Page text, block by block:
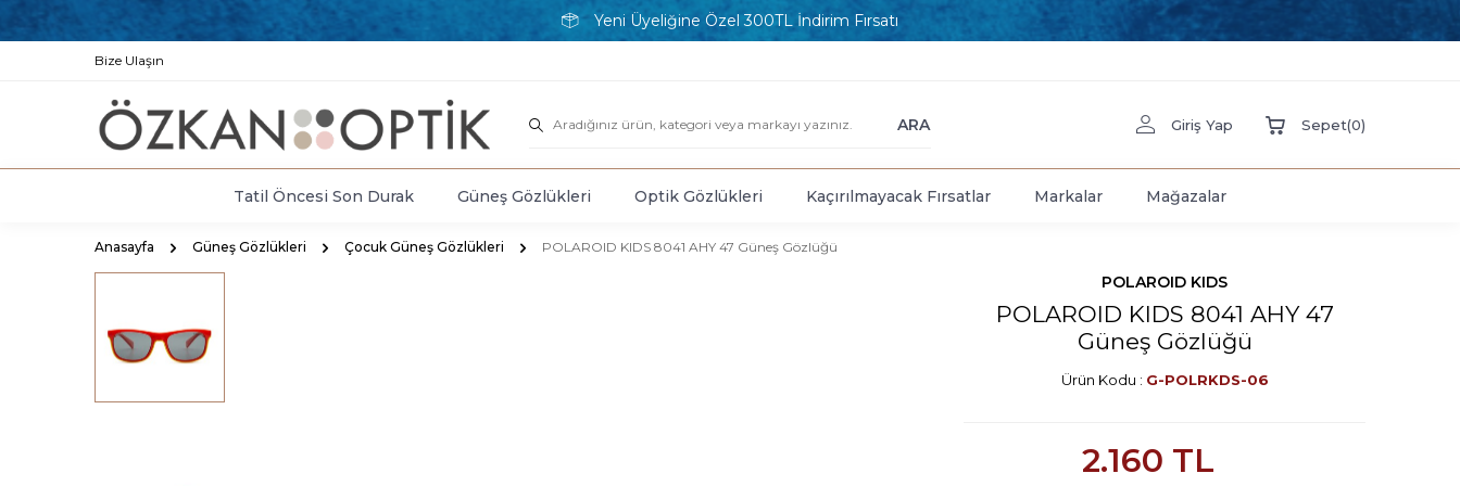
Yeni Üyeliğine Özel 300TL İndirim Fırsatı
Bize Ulaşın
ARA Giriş Yap Sepet(0)
Tatil Öncesi Son Durak Güneş Gözlükleri Optik Gözlükleri Kaçırılmayacak Fırsatlar Markalar Mağazalar
Anasayfa Güneş Gözlükleri Çocuk Güneş Gözlükleri POLAROID KIDS 8041 AHY 47 Güneş Gözlüğü
POLAROID KIDS
POLAROID KIDS 8041 AHY 47
Güneş Gözlüğü
Ürün Kodu : G-POLRKDS-06
2.160 TL